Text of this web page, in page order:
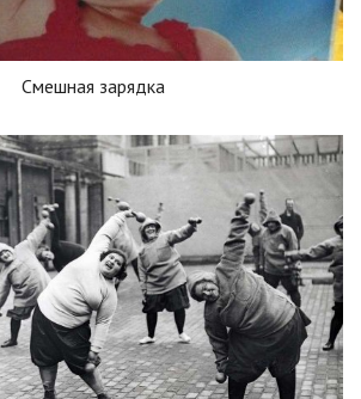
Смешная зарядка